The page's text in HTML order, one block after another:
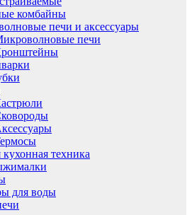
комбайны
печи и аксессуары
печи
техника
для воды